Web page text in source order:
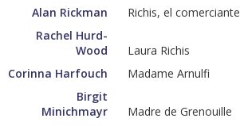
Alan Rickman
Richis, el comerciante
Rachel Hurd-
Wood
Laura Richis
Corinna Harfouch
Madame Arnulfi
Birgit
Minichmayr
Madre de Grenouille